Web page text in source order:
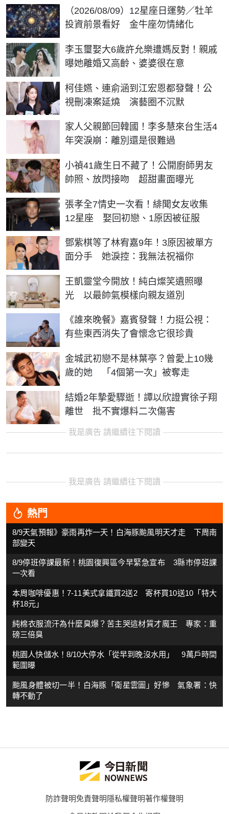
（2026/08/09）12星座日運勢／牡羊
投資前景看好 金牛座勿情緒化
李玉璽娶大6歲許允樂遭媽反對！親戚
曝她離婚又高齡、婆婆很在意
柯佳嬿、連俞涵到江宏恩都發聲！公
視刪凍案延燒 演藝圈不沉默
家人父親節回韓國！李多慧來台生活4
年突淚崩：離別還是很難過
小禎41歲生日不藏了！公開廚師男友
帥照、放閃接吻 超甜畫面曝光
張孝全7情史一次看！緋聞女友收集
12星座 娶回初戀、1原因被征服
鄧紫棋等了林宥嘉9年！3原因被單方
面分手 她淚控：我無法祝福你
王凱靈堂今開放！純白燦笑遺照曝
光 以最帥氣模樣向親友道別
《誰來晚餐》嘉賓發聲！力挺公視：
有些東西消失了會懷念它很珍貴
金城武初戀不是林葉亭？曾愛上10幾
歲的她 「4個第一次」被奪走
結婚2年摯愛驟逝！譚以欣證實徐子翔
離世 批不實爆料二次傷害
我是廣告 請繼續往下閱讀
我是廣告 請繼續往下閱讀
熱門
8/9天氣預報》豪雨再炸一天！白海豚颱風明天才走 下周南
部變天
8/9停班停課最新！桃園復興區今早緊急宣布 3縣市停班課
一次看
本周咖啡優惠！7-11美式拿鐵買2送2 寄杯買10送10「特大
杯18元」
純棉衣服流汗為什麼臭爆？苦主哭這材質才魔王 專家：重
磅三倍臭
桃園人快儲水！8/10大停水「從早到晚沒水用」 9萬戶時間
範圍曝
颱風身體被切一半！白海豚「衛星雲圖」好慘 氣象署：快
轉不動了
防詐聲明免責聲明隱私權聲明著作權聲明